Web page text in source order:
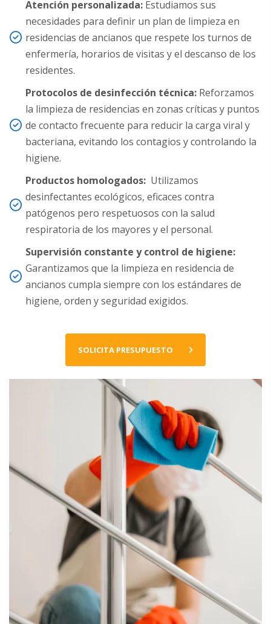
Atención personalizada: Estudiamos sus
necesidades para definir un plan de limpieza en
residencias de ancianos que respete los turnos de
enfermería, horarios de visitas y el descanso de los
residentes.
Protocolos de desinfección técnica: Reforzamos
la limpieza de residencias en zonas críticas y puntos
de contacto frecuente para reducir la carga viral y
bacteriana, evitando los contagios y controlando la
higiene.
Productos homologados: Utilizamos
desinfectantes ecológicos, eficaces contra
patógenos pero respetuosos con la salud
respiratoria de los mayores y el personal.
Supervisión constante y control de higiene:
Garantizamos que la limpieza en residencia de
ancianos cumpla siempre con los estándares de
higiene, orden y seguridad exigidos.
SOLICITA PRESUPUESTO